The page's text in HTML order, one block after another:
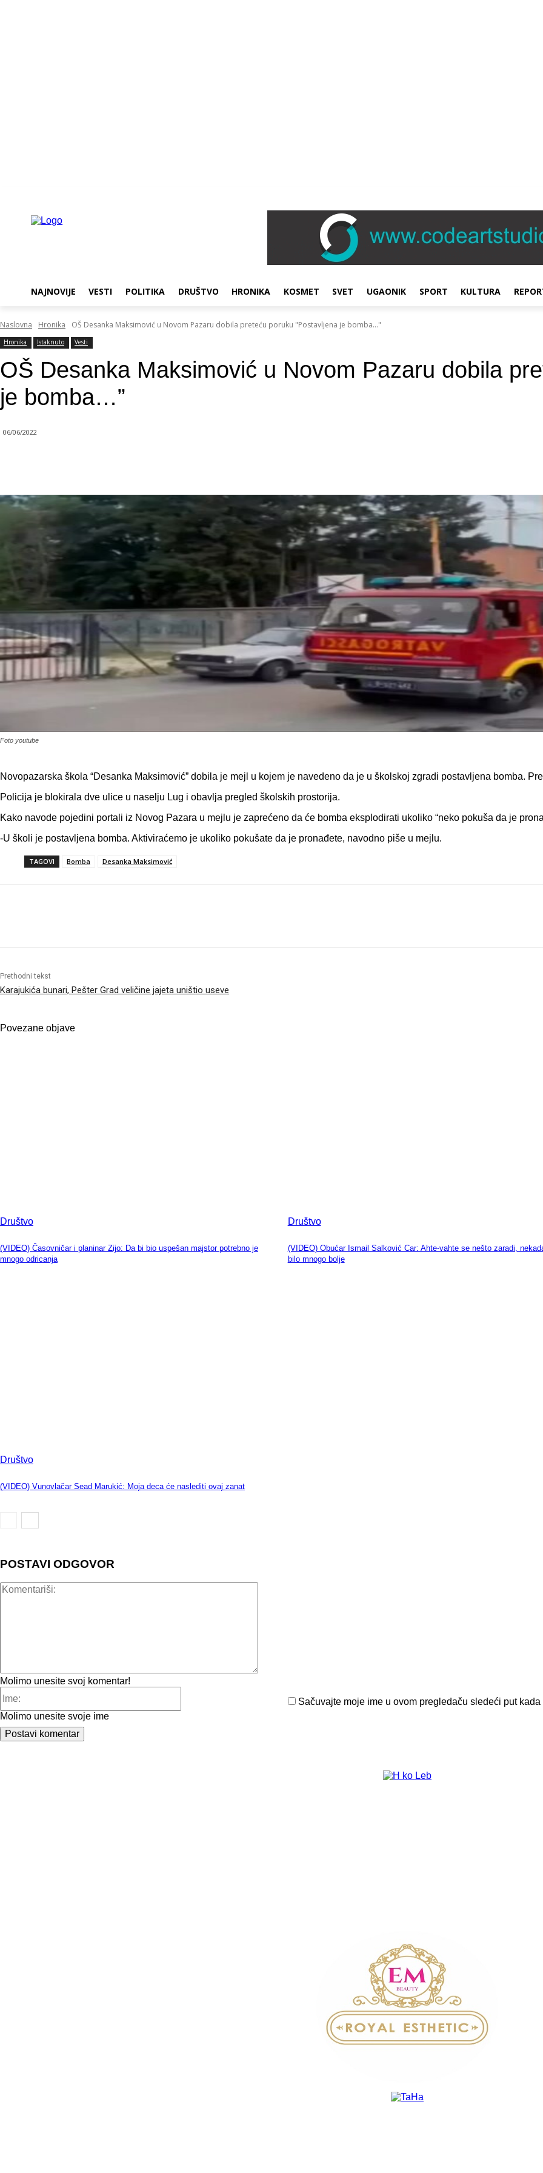
NAJNOVIJE VESTI POLITIKA DRUŠTVO HRONIKA KOSMET SVET UGAONIK SPORT KULTURA
Naslovna Hronika OŠ Desanka Maksimović u Novom Pazaru dobila preteću poruku "Postavljena je bomba..."
Hronika Istaknuto Vesti
OŠ Desanka Maksimović u Novom Pazaru dobila
je bomba…”
06/06/2022
Foto youtube
Novopazarska škola “Desanka Maksimović” dobila je mejl u kojem je navedeno da je u školskoj zgradi postavljena bomba.
Policija je blokirala dve ulice u naselju Lug i obavlja pregled školskih prostorija.
Kako navode pojedini portali iz Novog Pazara u mejlu je zaprećeno da će bomba eksplodirati ukoliko “neko pokuša da je
-U školi je postavljena bomba. Aktiviraćemo je ukoliko pokušate da je pronađete, navodno piše u mejlu.
TAGOVI Bomba Desanka Maksimović
Prethodni tekst
Karajukića bunari, Pešter Grad veličine jajeta uništio useve
Povezane objave
Društvo
(VIDEO) Časovničar i planinar Zijo: Da bi bio uspešan majstor potrebno je
mnogo odricanja
Društvo
(VIDEO) Obućar Ismail Salković Car: Ahte-vahte se nešto zaradi,
bilo mnogo bolje
Društvo
(VIDEO) Vunovlačar Sead Marukić: Moja deca će naslediti ovaj zanat
POSTAVI ODGOVOR
Molimo unesite svoj komentar!
Molimo unesite svoje ime
Sačuvajte moje ime u ovom pregledaču sledeći put